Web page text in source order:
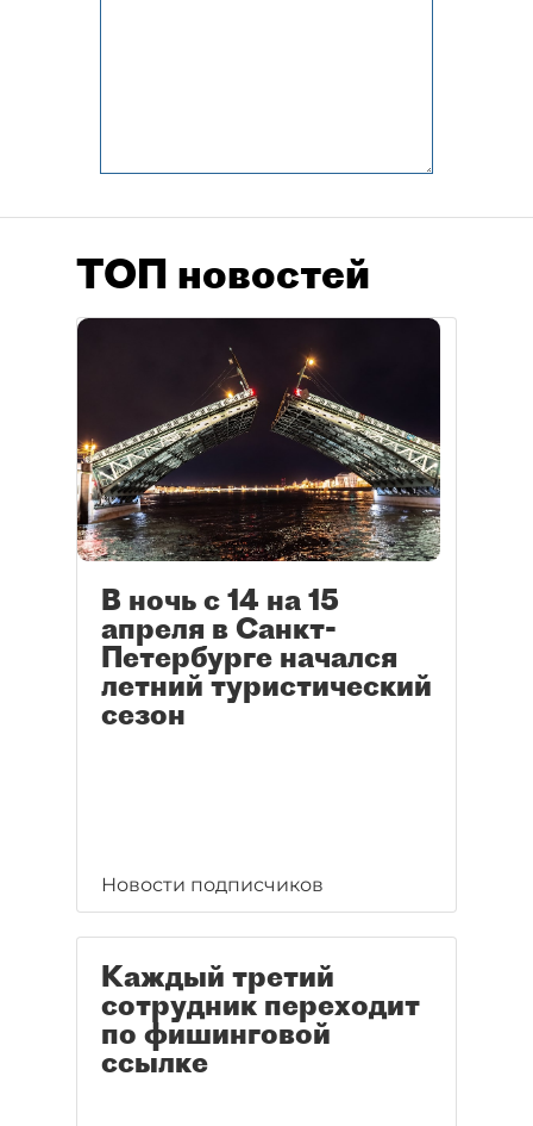
ТОП новостей
В ночь с 14 на 15
апреля в Санкт-
Петербурге начался
летний туристический
сезон
Новости подписчиков
Каждый третий
сотрудник переходит
по фишинговой
ссылке